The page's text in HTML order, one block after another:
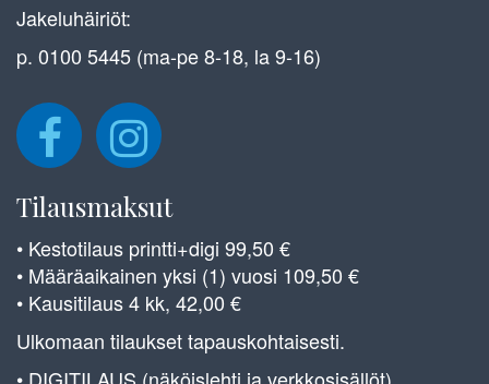
Jakeluhäiriöt:
p. 0100 5445 (ma-pe 8-18, la 9-16)
Tilausmaksut
• Kestotilaus printti+digi 99,50 €
• Määräaikainen yksi (1) vuosi 109,50 €
• Kausitilaus 4 kk, 42,00 €
Ulkomaan tilaukset tapauskohtaisesti.